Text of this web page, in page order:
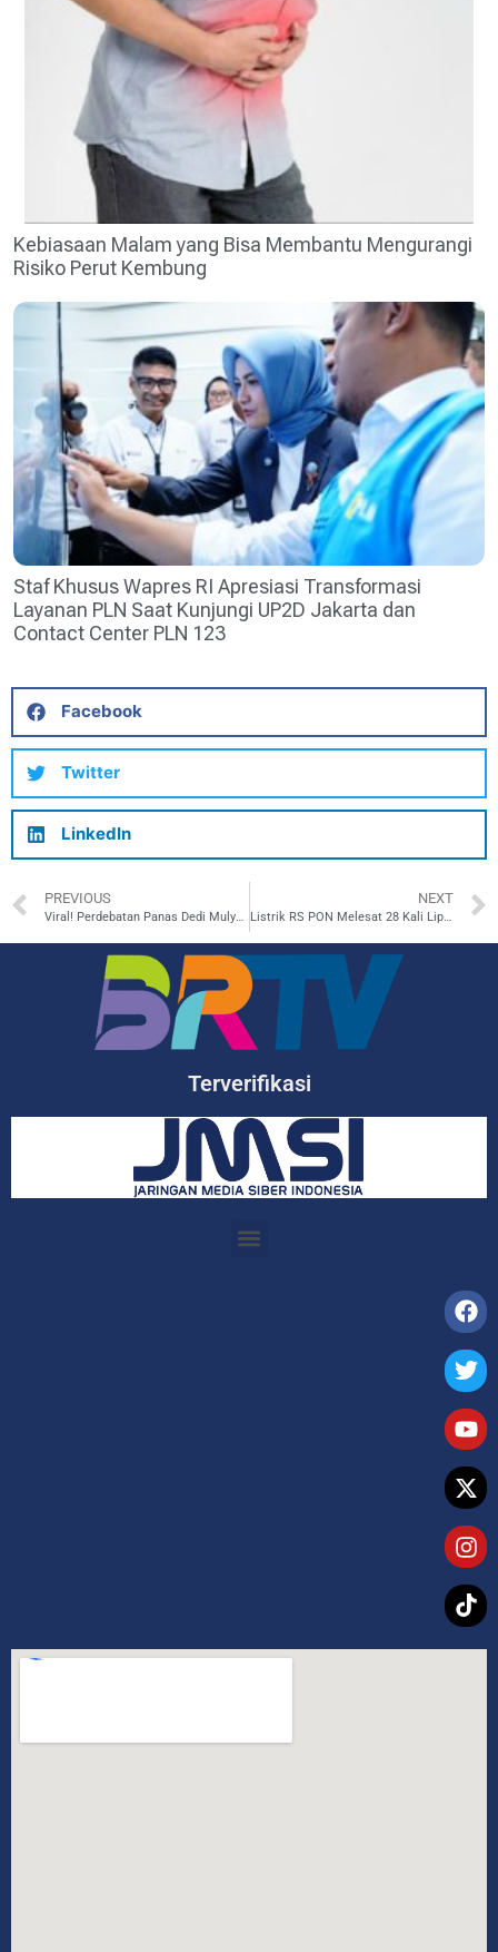
Kebiasaan Malam yang Bisa Membantu Mengurangi
Risiko Perut Kembung
Staf Khusus Wapres RI Apresiasi Transformasi
Layanan PLN Saat Kunjungi UP2D Jakarta dan
Contact Center PLN 123
Facebook
Twitter
LinkedIn
PREVIOUS
Viral! Perdebatan Panas Dedi Mulyadi vs Aura Cinta, Soal Wisuda Bikin Emosi!
NEXT
Listrik RS PON Melesat 28 Kali Lipat! Apa yang Disiapkan PLN?
Terverifikasi